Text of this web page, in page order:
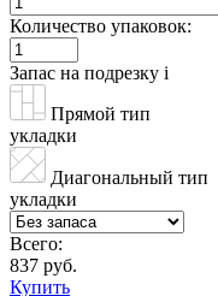
Количество упаковок:
Запас на подрезку i
Прямой тип
укладки
Диагональный тип
укладки
Всего:
837 руб.
Купить